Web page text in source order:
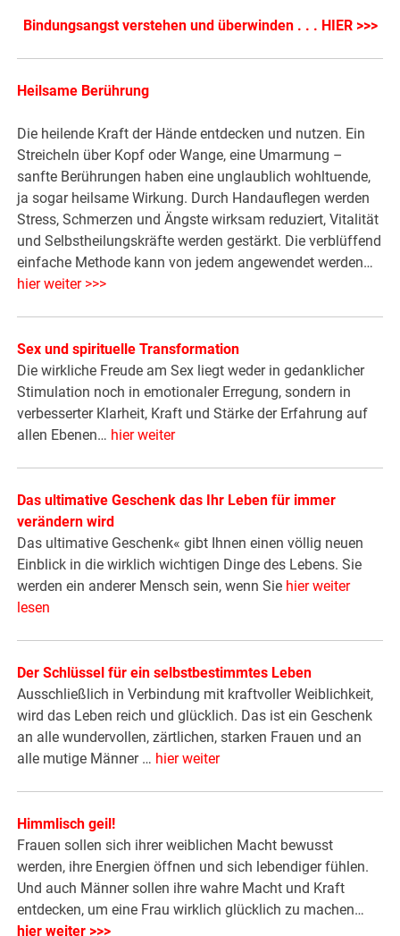
Bindungsangst verstehen und überwinden . . . HIER >>>
Heilsame Berührung
Die heilende Kraft der Hände entdecken und nutzen. Ein
Streicheln über Kopf oder Wange, eine Umarmung –
sanfte Berührungen haben eine unglaublich wohltuende,
ja sogar heilsame Wirkung. Durch Handauflegen werden
Stress, Schmerzen und Ängste wirksam reduziert, Vitalität
und Selbstheilungskräfte werden gestärkt. Die verblüffend
einfache Methode kann von jedem angewendet werden…
hier weiter >>>
Sex und spirituelle Transformation
Die wirkliche Freude am Sex liegt weder in gedanklicher
Stimulation noch in emotionaler Erregung, sondern in
verbesserter Klarheit, Kraft und Stärke der Erfahrung auf
allen Ebenen… hier weiter
Das ultimative Geschenk das Ihr Leben für immer
verändern wird
Das ultimative Geschenk« gibt Ihnen einen völlig neuen
Einblick in die wirklich wichtigen Dinge des Lebens. Sie
werden ein anderer Mensch sein, wenn Sie hier weiter
lesen
Der Schlüssel für ein selbstbestimmtes Leben
Ausschließlich in Verbindung mit kraftvoller Weiblichkeit,
wird das Leben reich und glücklich. Das ist ein Geschenk
an alle wundervollen, zärtlichen, starken Frauen und an
alle mutige Männer … hier weiter
Himmlisch geil!
Frauen sollen sich ihrer weiblichen Macht bewusst
werden, ihre Energien öffnen und sich lebendiger fühlen.
Und auch Männer sollen ihre wahre Macht und Kraft
entdecken, um eine Frau wirklich glücklich zu machen…
hier weiter >>>